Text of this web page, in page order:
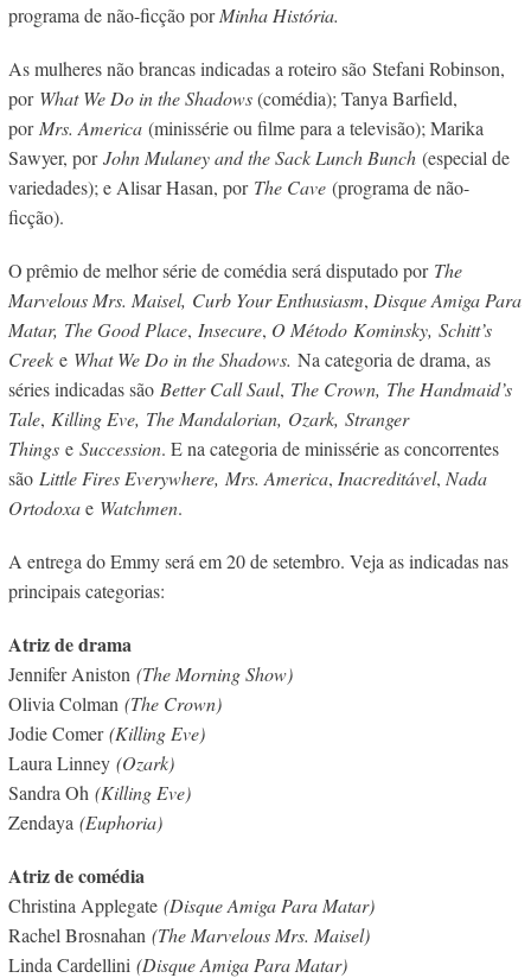
programa de não-ficção porMinha História.
As mulheres não brancas indicadas a roteiro são Stefani Robinson,
por What We Do in the Shadows(comédia); Tanya Barfield,
porMrs. America (minissérie ou filme para a televisão); Marika
Sawyer, porJohn Mulaney and the Sack Lunch Bunch(especial de
variedades); e Alisar Hasan, por The Cave(programa de não-
ficção).
Oprêmio de melhor série de comédia será disputado por The
Marvelous Mrs. Maisel, Curb Your Enthusiasm, Disque Amiga Para
Matar, The Good Place, Insecure, O Método Kominsky, Schitt’s
Creeke What We Do in the Shadows. Na categoria de drama, as
séries indicadas são Better Call Saul, The Crown, The Handmaid’s
Tale, Killing Eve, The Mandalorian, Ozark, Stranger
Things e Succession. E na categoria de minissérie as concorrentes
são Little Fires Everywhere, Mrs. America, Inacreditável, Nada
Ortodoxae Watchmen.
A entrega do Emmy será em 20 de setembro. Veja as indicadas nas
principais categorias:
Atriz de drama
Jennifer Aniston (The Morning Show)
Olivia Colman(The Crown)
Jodie Comer(Killing Eve)
Laura Linney (Ozark)
Sandra Oh (Killing Eve)
Zendaya(Euphoria)
Atriz de comédia
Christina Applegate (Disque Amiga Para Matar)
Rachel Brosnahan (The Marvelous Mrs. Maisel)
Linda Cardellini(Disque Amiga Para Matar)